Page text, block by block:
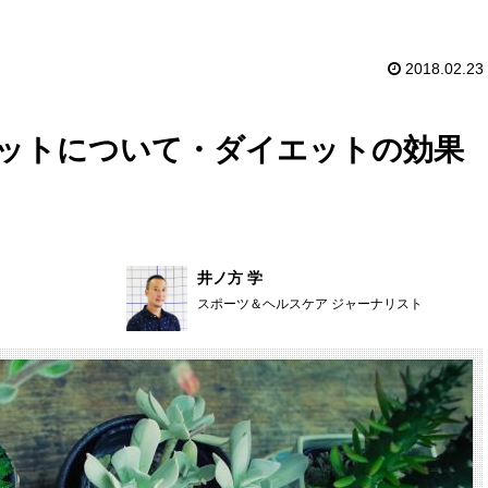
2018.02.23
トについて・ダイエットの効果
井ノ方 学
スポーツ＆ヘルスケア ジャーナリスト